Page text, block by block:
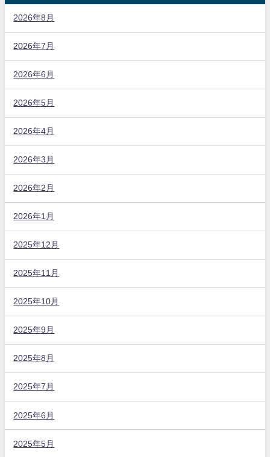
2026年8月
2026年7月
2026年6月
2026年5月
2026年4月
2026年3月
2026年2月
2026年1月
2025年12月
2025年11月
2025年10月
2025年9月
2025年8月
2025年7月
2025年6月
2025年5月